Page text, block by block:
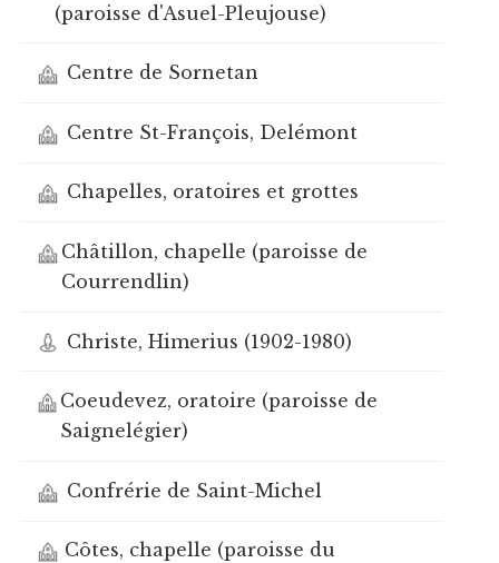
(paroisse d'Asuel-Pleujouse)
Centre de Sornetan
Centre St-François, Delémont
Chapelles, oratoires et grottes
Châtillon, chapelle (paroisse de
Courrendlin)
Christe, Himerius (1902-1980)
Coeudevez, oratoire (paroisse de
Saignelégier)
Confrérie de Saint-Michel
Côtes, chapelle (paroisse du